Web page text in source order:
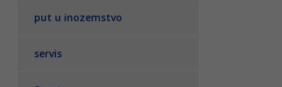
put u inozemstvo
servis